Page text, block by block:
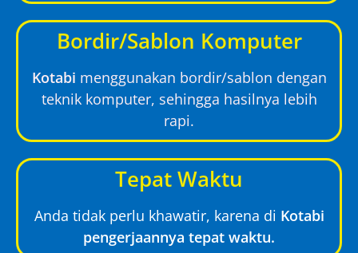
Bordir/Sablon Komputer
Kotabi menggunakan bordir/sablon dengan
teknik komputer, sehingga hasilnya lebih
rapi.
Tepat Waktu
Anda tidak perlu khawatir, karena di Kotabi
pengerjaannya tepat waktu.